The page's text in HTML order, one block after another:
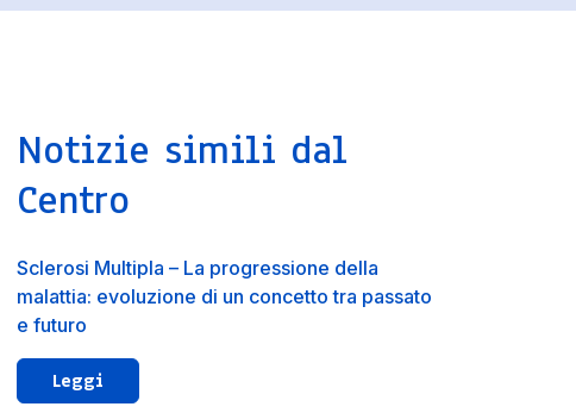
Notizie simili dal
Centro
Sclerosi Multipla – La progressione della
malattia: evoluzione di un concetto tra passato
e futuro
Leggi